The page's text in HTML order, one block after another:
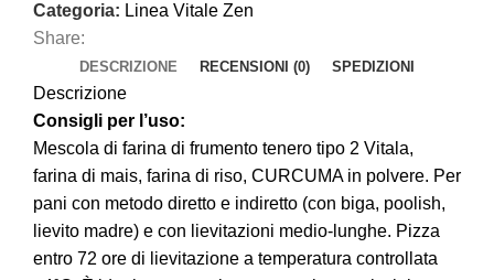
Categoria: Linea Vitale Zen
Share:
DESCRIZIONE RECENSIONI (0) SPEDIZIONI
Descrizione
Consigli per l’uso:
Mescola di farina di frumento tenero tipo 2 Vitala,
farina di mais, farina di riso, CURCUMA in polvere. Per
pani con metodo diretto e indiretto (con biga, poolish,
lievito madre) e con lievitazioni medio-lunghe. Pizza
entro 72 ore di lievitazione a temperatura controllata